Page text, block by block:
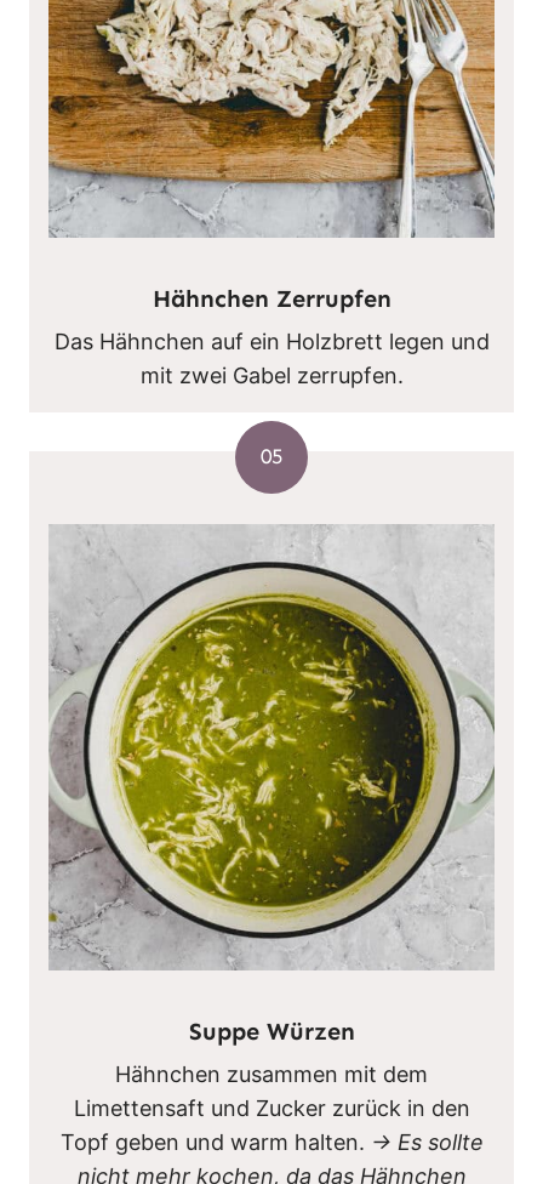
Hähnchen Zerrupfen
Das Hähnchen auf ein Holzbrett legen und
mit zwei Gabel zerrupfen.
05
Suppe Würzen
Hähnchen zusammen mit dem
Limettensaft und Zucker zurück in den
Topf geben und warm halten. → Es sollte
nicht mehr kochen, da das Hähnchen